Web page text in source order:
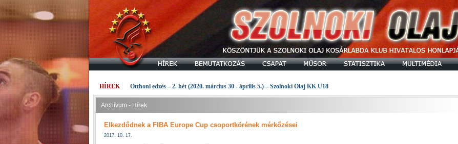
HÍREK Otthoni edzés – 2. hét (2020. március 30 - április 5.) – Szolnoki Olaj KK U18
Archívum - Hírek
Elkezdődnek a FIBA Europe Cup csoportkörének mérkőzései
2017. 10. 17.